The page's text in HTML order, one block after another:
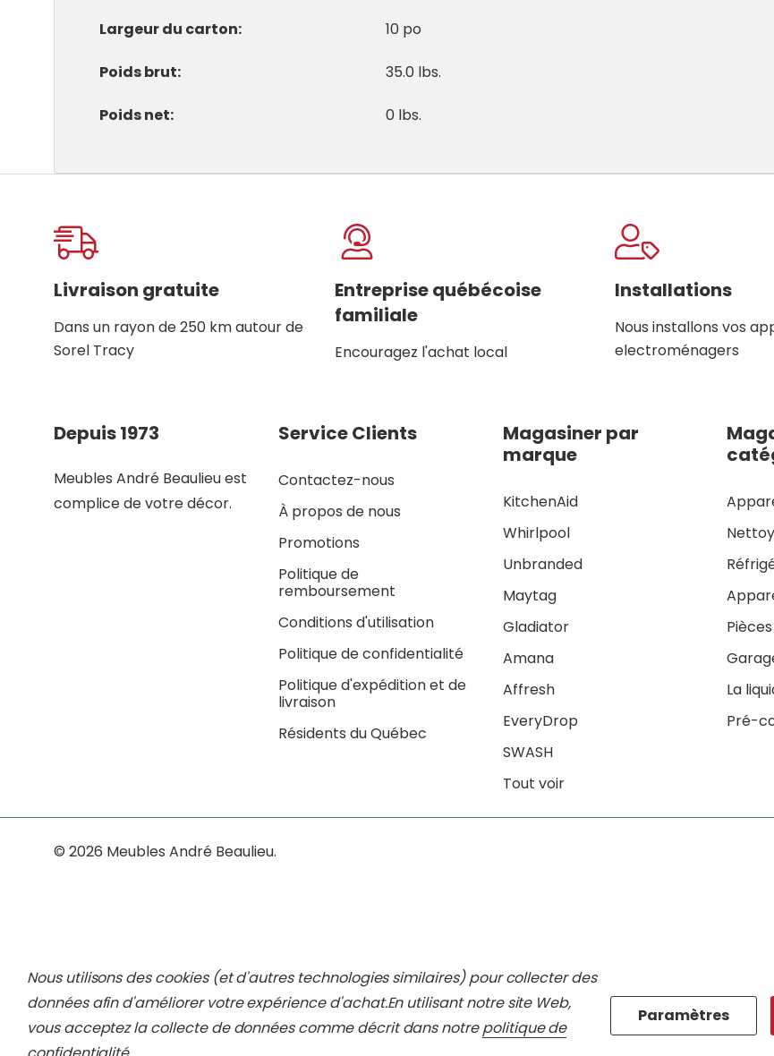
Largeur du carton 10 po
Poids brut 35.0 lbs.
Poids net 0 lbs.
personnalisé
Livraison gratuite
Dans un rayon de 250 km autour de
Sorel Tracy
Entreprise québécoise
familiale
Encouragez l'achat local
Installations
Nous installons vos
electroménagers
Depuis 1973
Meubles André Beaulieu est
complice de votre décor.
Service Clients
Contactez-nous
À propos de nous
Promotions
Politique de
remboursement
Conditions d'utilisation
Politique de confidentialité
Politique d'expédition et de
livraison
Résidents du Québec
Magasiner par
marque
KitchenAid
Whirlpool
Unbranded
Maytag
Gladiator
Amana
Affresh
EveryDrop
SWASH
Tout voir
La
Pré-
© 2026 Meubles André Beaulieu.
Nous utilisons des cookies (et d'autres technologies similaires) pour collecter des
données afin d'améliorer votre expérience d'achat.En utilisant notre site Web,
vous acceptez la collecte de données comme décrit dans notrepolitique de
Paramètres